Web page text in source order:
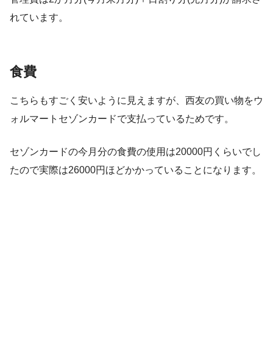
れています。
食費
こちらもすごく安いように見えますが、西友の買い物をウ
ォルマートセゾンカードで支払っているためです。
セゾンカードの今月分の食費の使用は20000円くらいでし
たので実際は26000円ほどかかっていることになります。